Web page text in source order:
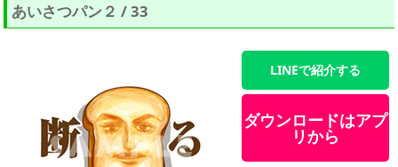
あいさつパン２ / 33
LINEで紹介する
ダウンロードはアプ
リから